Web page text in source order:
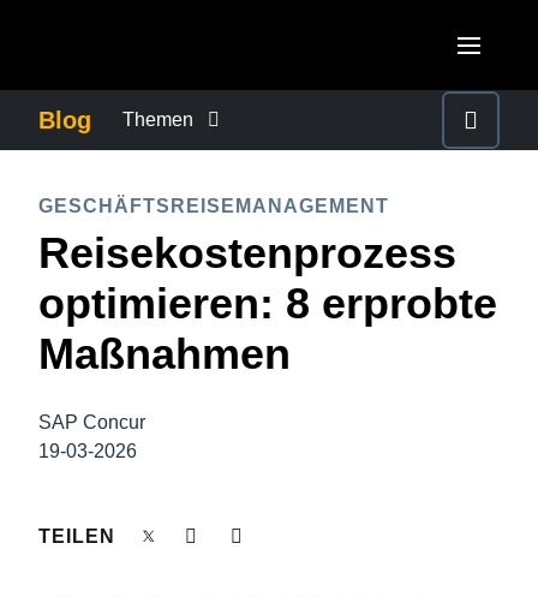
Canada (Français)
México (Español)
Brasil (Português)
United Kingdom (English)
France (Français)
ASIA PACIFIC
Australia (English)
India (English)
Blog Themen
FÜRSORGEPFLICHT BEI GESCHÄFTSREISEN
GESCHÄFTSKONTINUITÄT
NACHHALTIGKEIT BEI GESCHÄFTSREISEN
GESCHÄFTSREISEMANAGEMENT
Reisekostenprozess
optimieren: 8 erprobte
Maßnahmen
SAP Concur
19-03-2026
TEILEN